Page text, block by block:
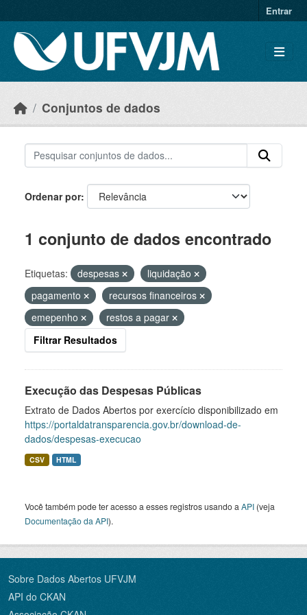
Entrar
Conjuntos de dados
Ordenar por
1 conjunto de dados encontrado
Etiquetas: despesas
liquidação
pagamento
recursos financeiros
emepenho
restos a pagar
Filtrar Resultados
Execução das Despesas Públicas
Extrato de Dados Abertos por exercício disponibilizado em
https://portaldatransparencia.gov.br/download-de-
dados/despesas-execucao
CSV HTML
Você também pode ter acesso a esses registros usando a API (veja
Documentação da API).
Sobre Dados Abertos UFVJM
API do CKAN